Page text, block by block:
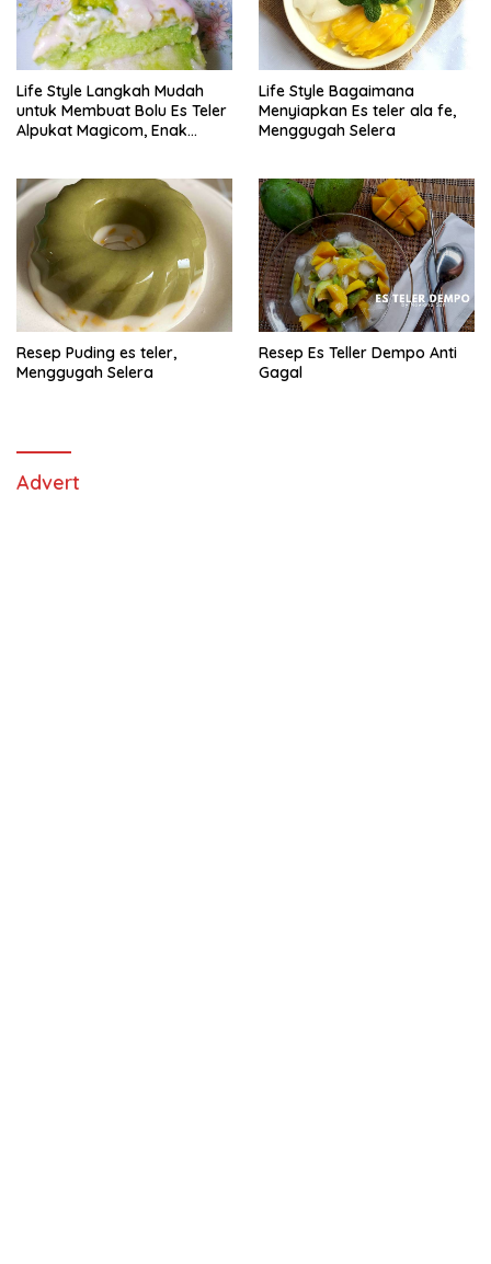
Life Style Langkah Mudah
untuk Membuat Bolu Es Teler
Alpukat Magicom, Enak
Life Style Bagaimana
Menyiapkan Es teler ala fe,
Menggugah Selera
Resep Puding es teler,
Menggugah Selera
Resep Es Teller Dempo Anti
Gagal
Advert